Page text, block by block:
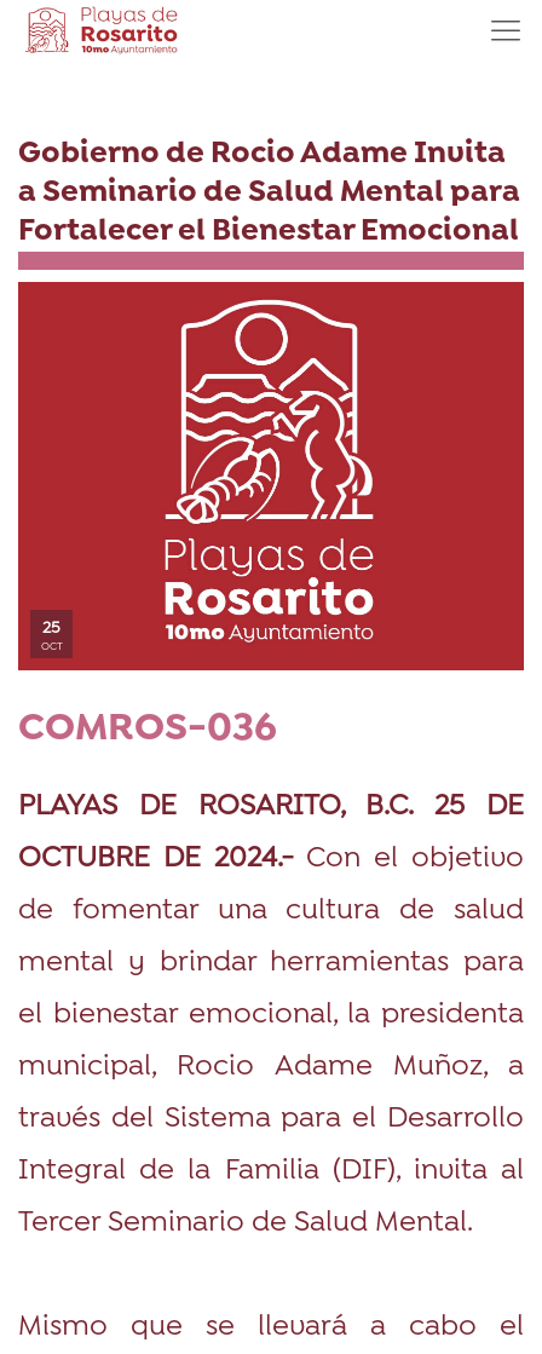
Gobierno de Rocio Adame Invita
a Seminario de Salud Mental para
Fortalecer el Bienestar Emocional
25
OCT
COMROS-036
PLAYAS DE ROSARITO, B.C. 25 DE
OCTUBRE DE 2024.- Con el objetivo
de fomentar una cultura de salud
mental y brindar herramientas para
el bienestar emocional, la presidenta
municipal, Rocio Adame Muñoz, a
través del Sistema para el Desarrollo
Integral de la Familia (DIF), invita al
Tercer Seminario de Salud Mental.
Mismo que se llevará a cabo el